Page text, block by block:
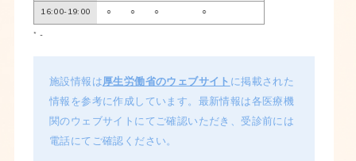
16:00-19:00 ○ ○ ○ ○
* -
施設情報は厚生労働省のウェブサイト に掲載された
情報を参考に作成しています。最新情報は各医療機
関のウェブサイトにてご確認いただき、受診前には
電話にてご確認ください。